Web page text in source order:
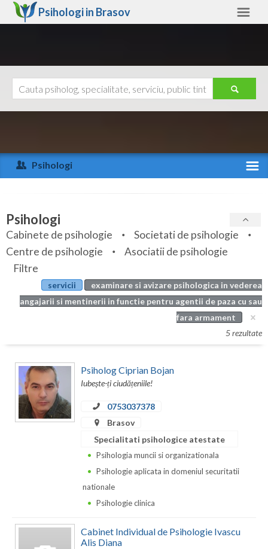
Psihologi in Brasov
Arad
Arges
Bihor
Bistrita-Nasaud
Botosani
Braila
Bucuresti
Buzau
Calarasi
Caras-Severin
Ajutor
Psihologi
Specialitati
Servicii
Articole
Evenimente
Psihologi
Cabinete de psihologie
Societati de psihologie
Centre de psihologie
Asociatii de psihologie
Filtre
servicii
examinare si avizare psihologica in vederea
angajarii si mentinerii in functie pentru agentii de paza cu sau
fara armament
5 rezultate
Psiholog Ciprian Bojan
Iubește-ți ciudățeniile!
0753037378
Brasov
Specialitati psihologice atestate
Psihologia muncii si organizationala
Psihologie aplicata in domeniul securitatii
nationale
Psihologie clinica
Cabinet Individual de Psihologie Ivascu
Alis Diana